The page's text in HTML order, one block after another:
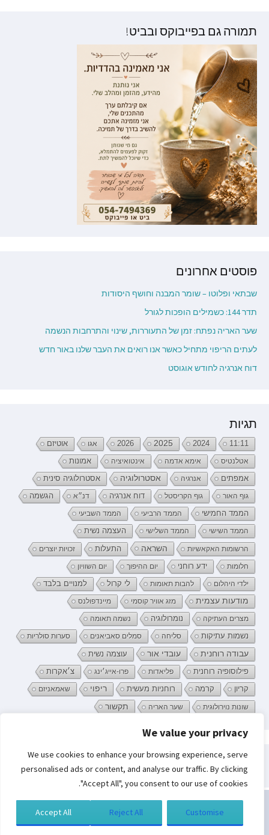
We value your privacy
We use cookies to enhance your browsing experience, serve
personalised ads or content, and analyse our traffic. By clicking
"Accept All", you consent to our use of cookies.
Customise
Reject All
Accept All
פוסטים
תמורה גם בפייבוקס ובביט!
פוסטים אחרונים
שבתאי ופלוטו – שומר המבנה וחושף היסודות
תדר 144: כשמילים הופכות לגורל
שער האריה נפתח: זמן של התעוררות, שינוי והתרחבות הנשמה
לעתים הריפוי מתחיל כאשר אנו רואים את העבר שלנו באור חדש
דוח אנרגיה לחודש אוגוסט
תגיות
11:11
2024
2025
2026 אגו אוטיזם
אטלנטיס אימא אדמה אינטואיציה אמונות
אמפתים אנרגיה אסטרולוגיה אסטרולוגיה סינית
גוף האור גוף הקריסטל דוח אנרגיה דנ״א הגשמה
הממד החמישי הממד הרביעי הממד השביעי
הממד השישי הממד השלישי העצמה נשית
הרשומות האקאשיות השראה התעלות זכויות יוצרים
חלומות ידע רוחני יום ההיפוך יום השוויון
ילדי היהלום להבות תאומות לי קרול למנויים בלבד
מודעות עצמית מזג אוויר קוסמי מיינדפולנס
מצרים העתיקה נומרולוגיה נשמה תאומה
נשמות עתיקות סליחה סמלים סאביאנים סערות סולריות
עבודה רוחנית עובדי אור
עוצמה נשית
פילוסופיה רוחנית
פליאדות פרו-אייג׳ינג צ׳אקרות
קריון קרמה רוחניות מעשית ריפוי שאמאניזם
שונות נוירולוגית שער האריה תקשור
כל הזכויות שמורות לסמדר ברגמן | בניית אתרים תגית דאנס
מהווה את ההסכמה שלך לשימוש בהם.
לקבלת מידע נוסף, כולל מידע על השליטה בקובצי Cookies, ניתן לעיין בעמוד: